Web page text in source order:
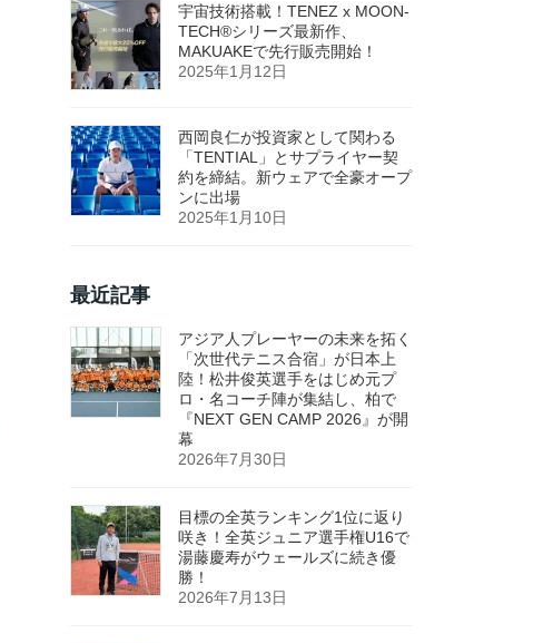
宇宙技術搭載！TENEZ x MOON-
TECH®シリーズ最新作、
MAKUAKEで先行販売開始！
2025年1月12日
西岡良仁が投資家として関わる
「TENTIAL」とサプライヤー契
約を締結。新ウェアで全豪オープ
ンに出場
2025年1月10日
最近記事
アジア人プレーヤーの未来を拓く
「次世代テニス合宿」が日本上
陸！松井俊英選手をはじめ元プ
ロ・名コーチ陣が集結し、柏で
『NEXT GEN CAMP 2026』が開
幕
2026年7月30日
目標の全英ランキング1位に返り
咲き！全英ジュニア選手権U16で
湯藤慶寿がウェールズに続き優
勝！
2026年7月13日